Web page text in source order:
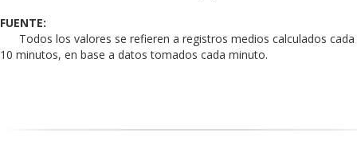
FUENTE:
Todos los valores se refieren a registros medios calculados cada
10 minutos, en base a datos tomados cada minuto.